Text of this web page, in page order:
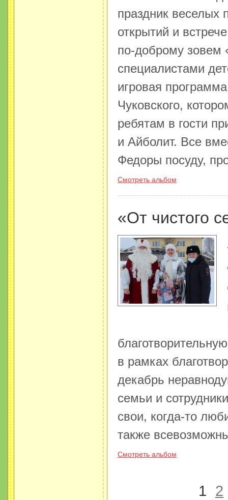
праздник веселых
открытий и
по-доброму зовем
специалистами
игровая
Чуковского,
ребятам в гости
и Айболит. Все
Федоры посуду,
Смотреть альбом
«От чистого
в рамках
декабрь
семьи и
свои, когда-то
также
Смотреть альбом
1 2